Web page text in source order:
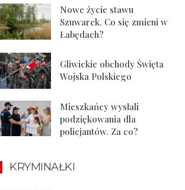
Nowe życie stawu
Szuwarek. Co się zmieni w
Łabędach?
Gliwickie obchody Święta
Wojska Polskiego
Mieszkańcy wysłali
podziękowania dla
policjantów. Za co?
KRYMINAŁKI